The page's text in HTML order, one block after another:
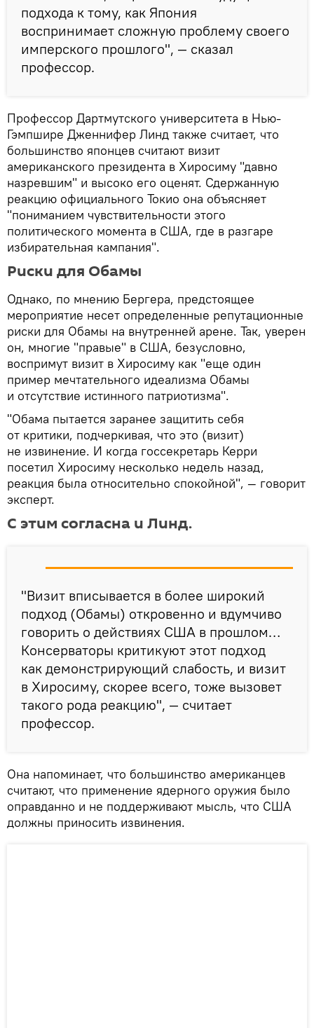
подхода к тому, как Япония
воспринимает сложную проблему своего
имперского прошлого", — сказал
профессор.
Профессор Дартмутского университета в Нью-
Гэмпшире Дженнифер Линд также считает, что
большинство японцев считают визит
американского президента в Хиросиму "давно
назревшим" и высоко его оценят. Сдержанную
реакцию официального Токио она объясняет
"пониманием чувствительности этого
политического момента в США, где в разгаре
избирательная кампания".
Риски для Обамы
Однако, по мнению Бергера, предстоящее
мероприятие несет определенные репутационные
риски для Обамы на внутренней арене. Так, уверен
он, многие "правые" в США, безусловно,
воспримут визит в Хиросиму как "еще один
пример мечтательного идеализма Обамы
и отсутствие истинного патриотизма".
"Обама пытается заранее защитить себя
от критики, подчеркивая, что это (визит)
не извинение. И когда госсекретарь Керри
посетил Хиросиму несколько недель назад,
реакция была относительно спокойной", — говорит
эксперт.
С этим согласна и Линд.
"Визит вписывается в более широкий
подход (Обамы) откровенно и вдумчиво
говорить о действиях США в прошлом…
Консерваторы критикуют этот подход
как демонстрирующий слабость, и визит
в Хиросиму, скорее всего, тоже вызовет
такого рода реакцию", — считает
профессор.
Она напоминает, что большинство американцев
считают, что применение ядерного оружия было
оправданно и не поддерживают мысль, что США
должны приносить извинения.